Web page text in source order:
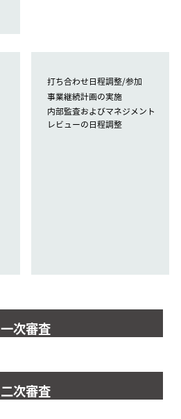
打ち合わせ日程調整/参加
事業継続計画の実施
内部監査およびマネジメント
レビューの日程調整
一次審査
二次審査